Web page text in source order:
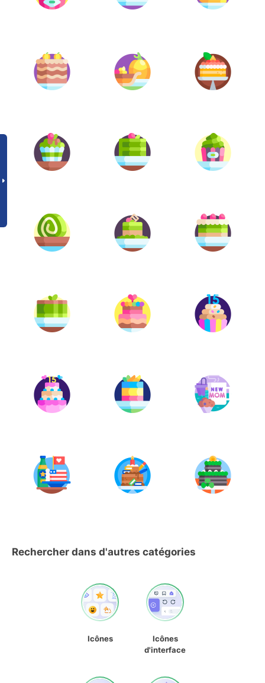
Rechercher dans d'autres catégories
Icônes
Icônes
d'interface